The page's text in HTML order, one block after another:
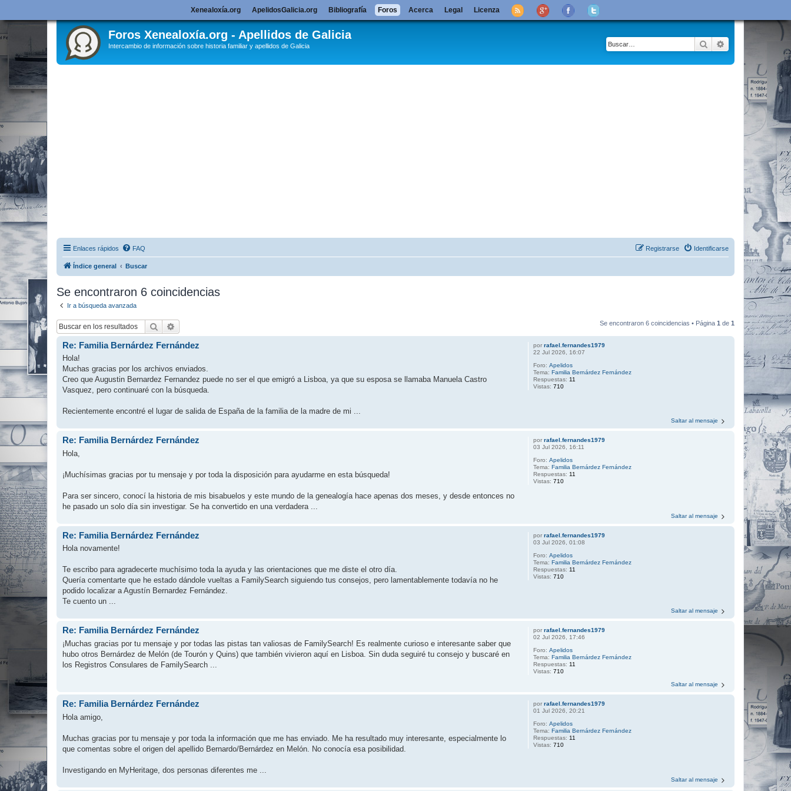
Foros Xenealoxía.org - Apellidos de Galicia
Intercambio de información sobre historia familiar y apellidos de Galicia Buscar Búsqueda
Enlaces rápidos FAQ Identificarse
Registrarse
Índice general Buscar
Se encontraron 6 coincidencias
Ir a búsqueda avanzada
Buscar Se encontraron 6 coincidencias • Página 1 de 1
porrafael.fernandes1979
22 Jul 2026, 16:07
Foro:Apelidos
Tema:Familia Bernárdez Fernández
Respuestas: 11
Vistas:710
Re: Familia Bernárdez Fernández
Hola!
Muchas gracias por los archivos enviados.
Creo que Augustin Bernardez Fernandez puede no ser el que emigró a Lisboa, ya que su esposa se llamaba Manuela Castro
Vasquez, pero continuaré con la búsqueda.
Recientemente encontré el lugar de salida de España de la familia de la madre de mi ...
Saltar al mensaje
porrafael.fernandes1979
03 Jul 2026, 16:11
Foro:Apelidos
Tema:Familia Bernárdez Fernández
Respuestas: 11
Vistas:710
Re: Familia Bernárdez Fernández
Hola,
¡Muchísimas gracias por tu mensaje y por toda la disposición para ayudarme en esta búsqueda!
Para ser sincero, conocí la historia de mis bisabuelos y este mundo de la genealogía hace apenas dos meses, y desde entonces no
he pasado un solo día sin investigar. Se ha convertido en una verdadera ...
Saltar al mensaje
porrafael.fernandes1979
03 Jul 2026, 01:08
Foro:Apelidos
Tema:Familia Bernárdez Fernández
Respuestas: 11
Vistas:710
Re: Familia Bernárdez Fernández
Hola novamente!
Te escribo para agradecerte muchísimo toda la ayuda y las orientaciones que me diste el otro día.
​Quería comentarte que he estado dándole vueltas a FamilySearch siguiendo tus consejos, pero lamentablemente todavía no he
podido localizar a Agustín Bernardez Fernández.
​Te cuento un ...
Saltar al mensaje
porrafael.fernandes1979
02 Jul 2026, 17:46
Foro:Apelidos
Tema:Familia Bernárdez Fernández
Respuestas: 11
Vistas:710
Re: Familia Bernárdez Fernández
¡Muchas gracias por tu mensaje y por todas las pistas tan valiosas de FamilySearch! Es realmente curioso e interesante saber que
hubo otros Bernárdez de Melón (de Tourón y Quins) que también vivieron aquí en Lisboa. Sin duda seguiré tu consejo y buscaré en
los Registros Consulares de FamilySearch ...
Saltar al mensaje
porrafael.fernandes1979
01 Jul 2026, 20:21
Foro:Apelidos
Tema:Familia Bernárdez Fernández
Respuestas: 11
Vistas:710
Re: Familia Bernárdez Fernández
Hola amigo,
Muchas gracias por tu mensaje y por toda la información que me has enviado. Me ha resultado muy interesante, especialmente lo
que comentas sobre el origen del apellido Bernardo/Bernárdez en Melón. No conocía esa posibilidad.
Investigando en MyHeritage, dos personas diferentes me ...
Saltar al mensaje
Xenealoxía.org ApelidosGalicia.org Bibliografía Foros Acerca Legal Licenza